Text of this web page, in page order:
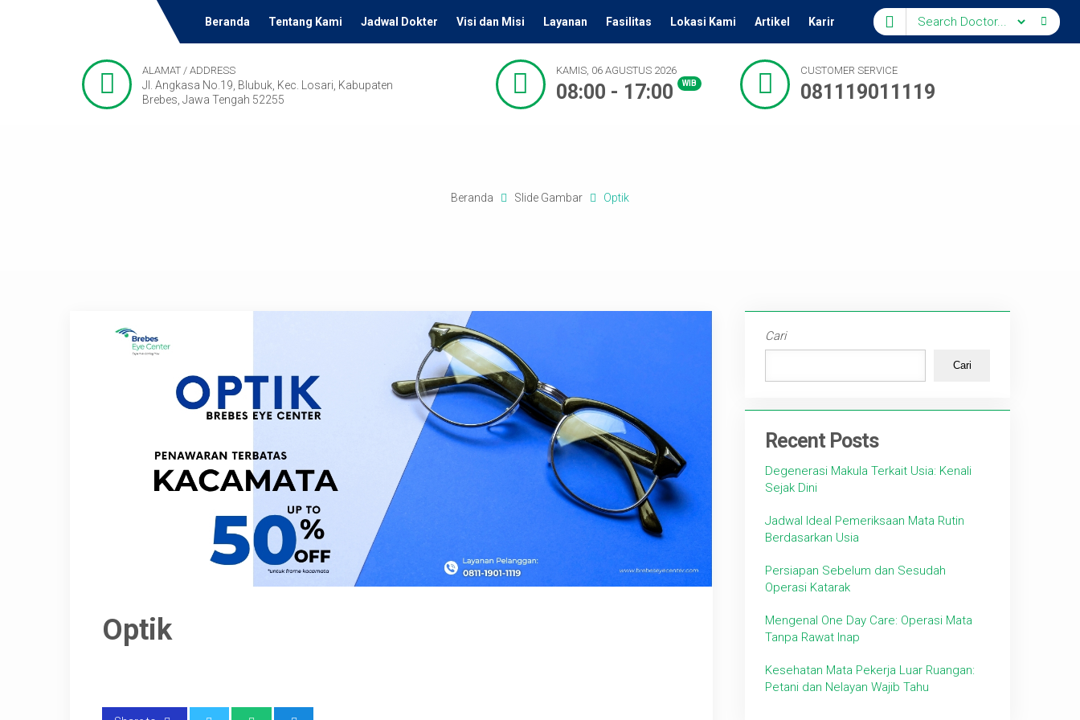
Beranda Tentang Kami Jadwal Dokter Visi dan Misi Layanan Fasilitas Lokasi Kami Artikel Karir
ALAMAT / ADDRESS
Jl. Angkasa No.19, Blubuk, Kec. Losari, Kabupaten
Brebes, Jawa Tengah 52255
KAMIS, 06 AGUSTUS 2026
08:00 - 17:00 WIB
CUSTOMER SERVICE
081119011119
Beranda Slide Gambar Optik
Optik
Cari
Cari
Recent Posts
Degenerasi Makula Terkait Usia: Kenali
Sejak Dini
Jadwal Ideal Pemeriksaan Mata Rutin
Berdasarkan Usia
Persiapan Sebelum dan Sesudah
Operasi Katarak
Mengenal One Day Care: Operasi Mata
Tanpa Rawat Inap
Kesehatan Mata Pekerja Luar Ruangan:
Petani dan Nelayan Wajib Tahu